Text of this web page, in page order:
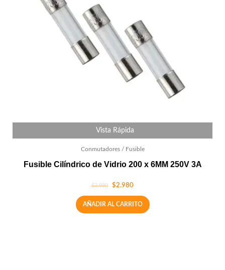
Vista Rápida
Conmutadores / Fusible
Fusible Cilíndrico de Vidrio 200 x 6MM 250V 3A
$3.980 $2.980
AÑADIR AL CARRITO